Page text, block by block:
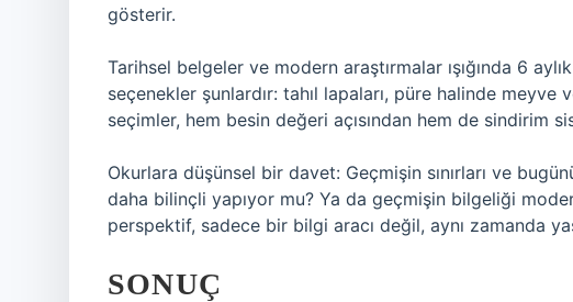
gösterir.
Tarihsel belgeler ve modern araştırmalar ışığında 6
seçenekler şunlardır: tahıl lapaları, püre halinde meyve
seçimler, hem besin değeri açısından hem de sindirim
Okurlara düşünsel bir davet: Geçmişin sınırları ve
daha bilinçli yapıyor mu? Ya da geçmişin bilgeliği
perspektif, sadece bir bilgi aracı değil, aynı zamanda
SONUÇ